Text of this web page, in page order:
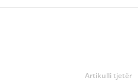
Artikulli tjetër